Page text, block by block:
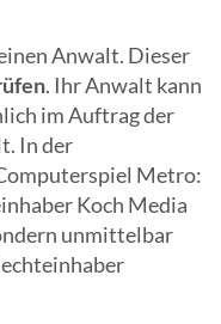
Anwalt. Dieser
. Ihr Anwalt kann
im Auftrag der
In der
Metro:
Koch Media
unmittelbar